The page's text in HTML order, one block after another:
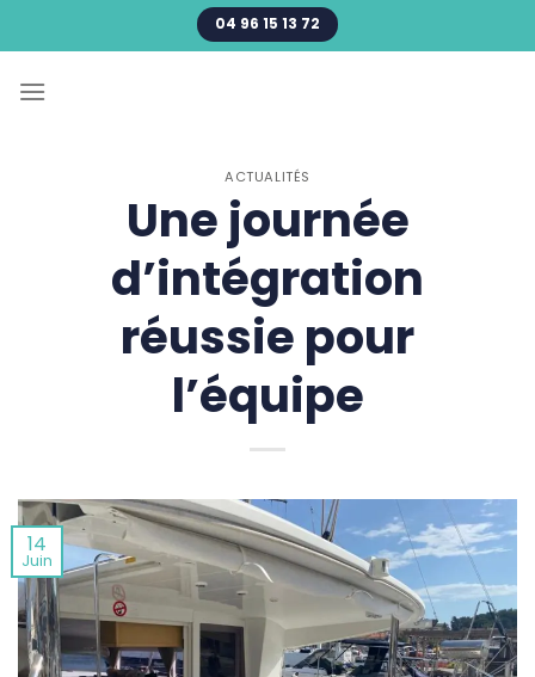
au
04 96 15 13 72
ACTUALITÉS
Une journée
d’intégration
réussie pour
l’équipe
14
Juin